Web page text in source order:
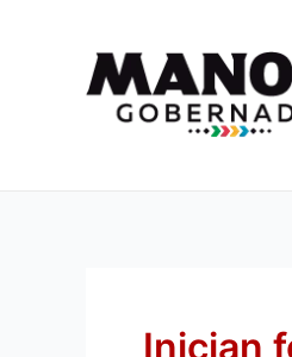
Inician
entradas